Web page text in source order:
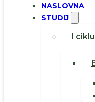
NASLOVNA
STUDIJ
I